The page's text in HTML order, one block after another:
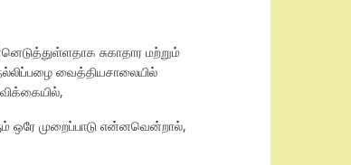
சுகாதார மற்றும்
வைத்தியசாலையில்
ஒரே முறைப்பாடு என்னவென்றால்,